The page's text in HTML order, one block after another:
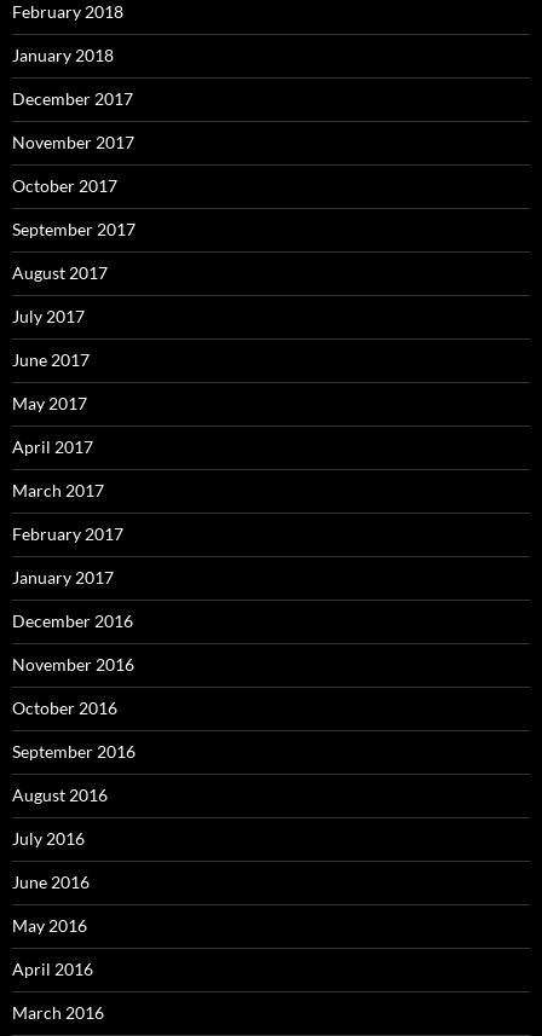
February 2018
January 2018
December 2017
November 2017
October 2017
September 2017
August 2017
July 2017
June 2017
May 2017
April 2017
March 2017
February 2017
January 2017
December 2016
November 2016
October 2016
September 2016
August 2016
July 2016
June 2016
May 2016
April 2016
March 2016